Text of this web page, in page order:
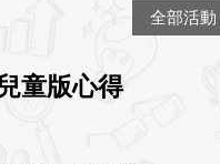
全部活動
童版心得